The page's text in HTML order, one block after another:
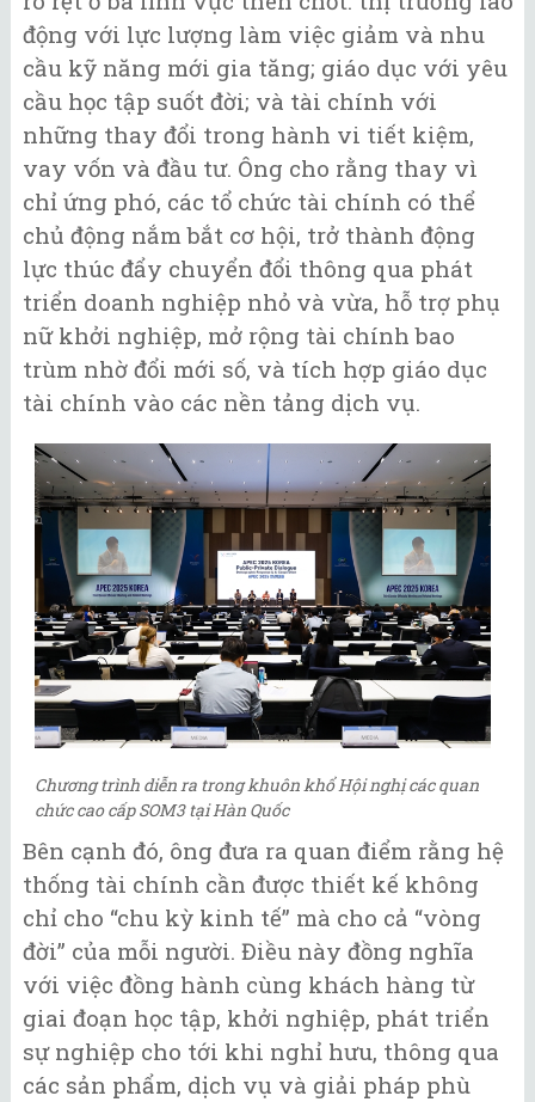
động với lực lượng làm việc giảm và nhu
cầu kỹ năng mới gia tăng; giáo dục với yêu
cầu học tập suốt đời; và tài chính với
những thay đổi trong hành vi tiết kiệm,
vay vốn và đầu tư. Ông cho rằng thay vì
chỉ ứng phó, các tổ chức tài chính có thể
chủ động nắm bắt cơ hội, trở thành động
lực thúc đẩy chuyển đổi thông qua phát
triển doanh nghiệp nhỏ và vừa, hỗ trợ phụ
nữ khởi nghiệp, mở rộng tài chính bao
trùm nhờ đổi mới số, và tích hợp giáo dục
tài chính vào các nền tảng dịch vụ.
Chương trình diễn ra trong khuôn khổ Hội nghị các quan
chức cao cấp SOM3 tại Hàn Quốc
Bên cạnh đó, ông đưa ra quan điểm rằng hệ
thống tài chính cần được thiết kế không
chỉ cho “chu kỳ kinh tế” mà cho cả “vòng
đời” của mỗi người. Điều này đồng nghĩa
với việc đồng hành cùng khách hàng từ
giai đoạn học tập, khởi nghiệp, phát triển
sự nghiệp cho tới khi nghỉ hưu, thông qua
các sản phẩm, dịch vụ và giải pháp phù